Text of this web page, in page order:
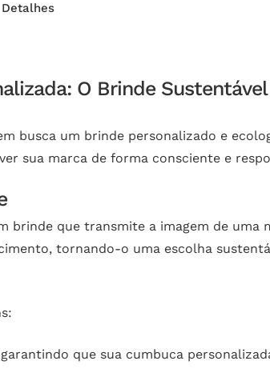
Detalhes
O Brinde
busca um brinde personalizado e
sua marca de forma consciente e
brinde que transmite a imagem de uma
tornando-o uma escolha
que sua cumbuca